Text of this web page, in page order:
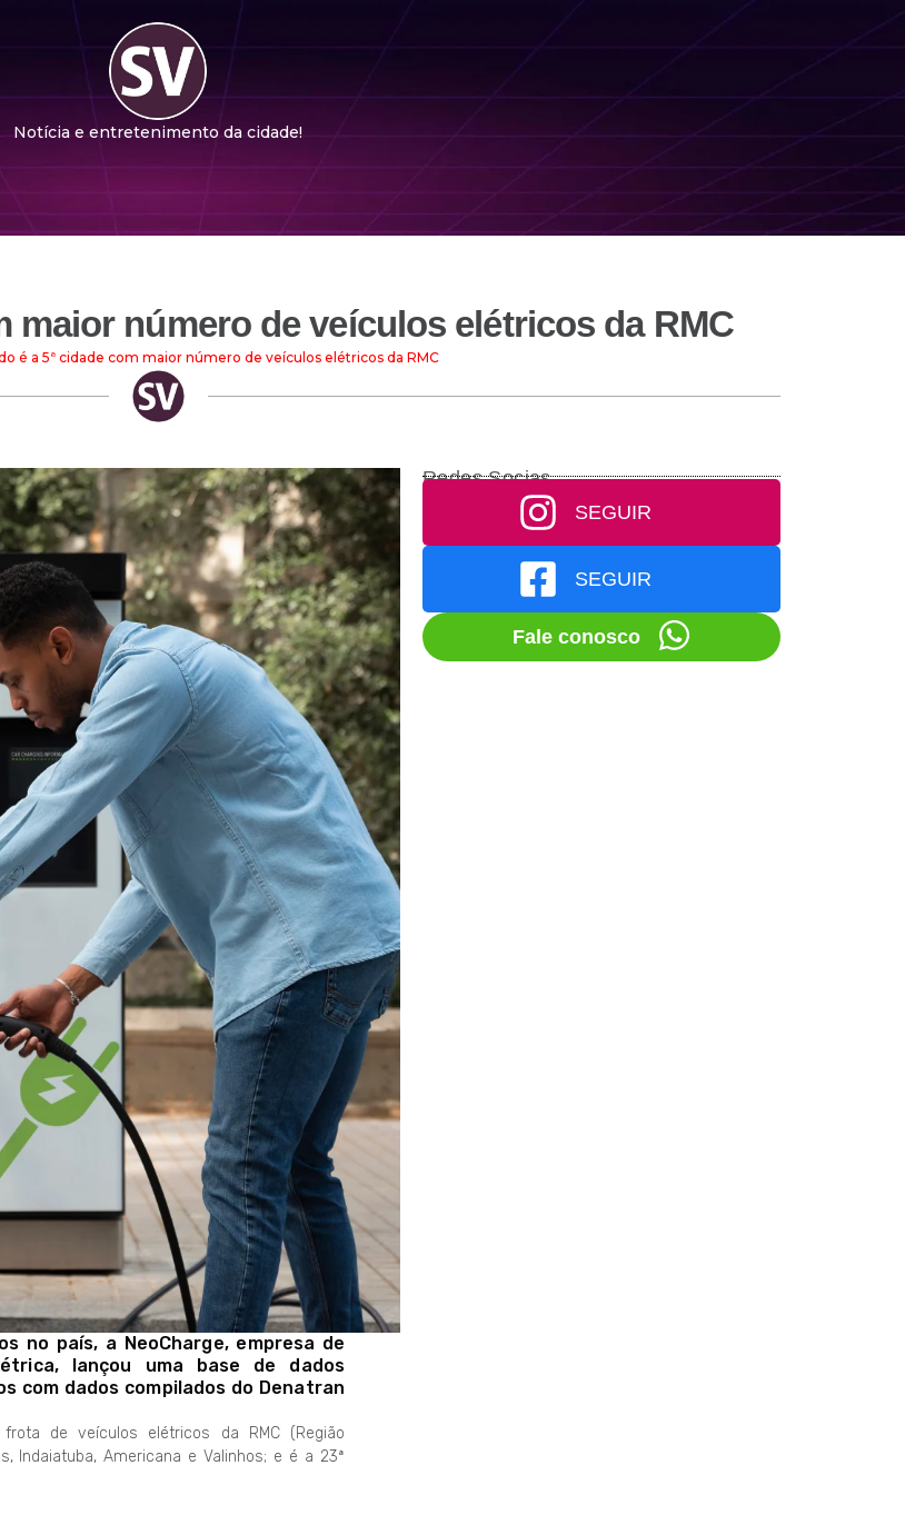
Notícia e entretenimento da cidade!
maior número de veículos elétricos da RMC
é a 5ª cidade com maior número de veículos elétricos da RMC
no país, a NeoCharge, empresa de
lançou uma base de dados
com dados compilados do Denatran
de veículos elétricos da RMC (Região
Indaiatuba, Americana e Valinhos; e é a 23ª
Redes Socias
SEGUIR
SEGUIR
Fale conosco